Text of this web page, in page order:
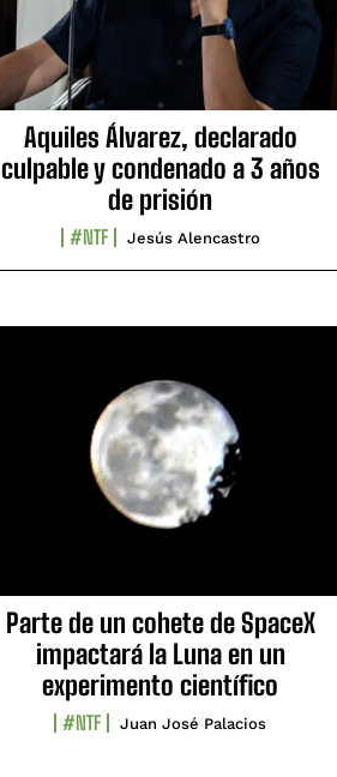
Aquiles Álvarez, declarado
culpable y condenado a 3 años
de prisión
#NTF Jesús Alencastro
Parte de un cohete de SpaceX
impactará la Luna en un
experimento científico
#NTF Juan José Palacios